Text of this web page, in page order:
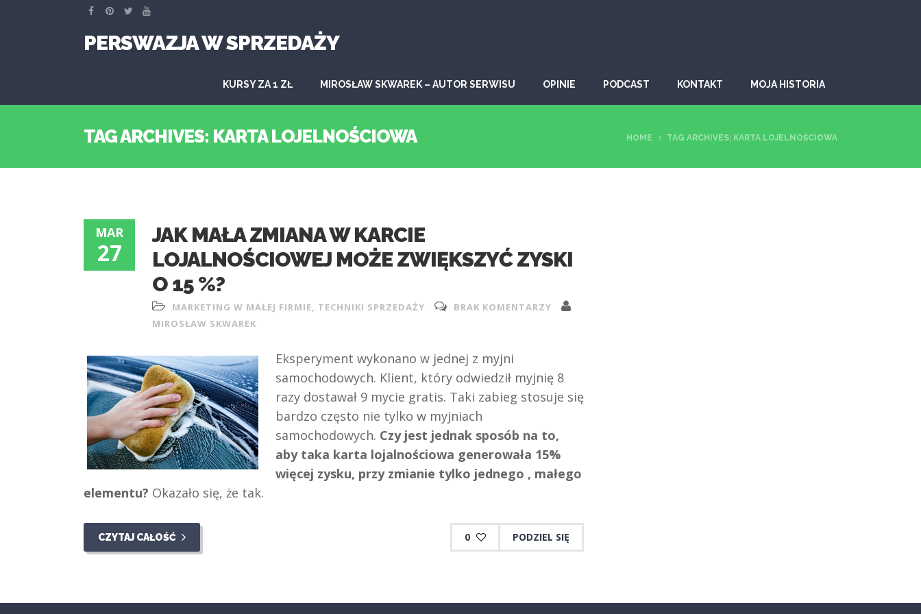
PERSWAZJA W SPRZEDAŻY
KURSY ZA 1 ZŁ MIROSŁAW SKWAREK – AUTOR SERWISU OPINIE PODCAST KONTAKT MOJA HISTORIA
TAG ARCHIVES: KARTA LOJELNOŚCIOWA HOME TAG ARCHIVES: KARTA LOJELNOŚCIOWA
MAR
27
JAK MAŁA ZMIANA W KARCIE
LOJALNOŚCIOWEJ MOŻE ZWIĘKSZYĆ ZYSKI
O 15 %?
MARKETING W MAŁEJ FIRMIE, TECHNIKI SPRZEDAŻY
BRAK KOMENTARZY
MIROSŁAW SKWAREK
Eksperyment wykonano w jednej z myjni
samochodowych. Klient, który odwiedził myjnię 8
razy dostawał 9 mycie gratis. Taki zabieg stosuje się
bardzo często nie tylko w myjniach
samochodowych. Czy jest jednak sposób na to,
aby taka karta lojalnościowa generowała 15%
więcej zysku, przy zmianie tylko jednego , małego
elementu? Okazało się, że tak.
CZYTAJ CAŁOŚĆ 0 PODZIEL SIĘ